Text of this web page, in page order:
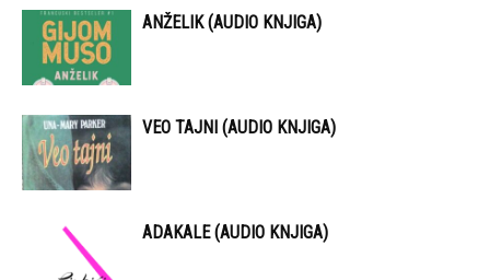
ANŽELIK (AUDIO KNJIGA)
VEO TAJNI (AUDIO KNJIGA)
ADAKALE (AUDIO KNJIGA)